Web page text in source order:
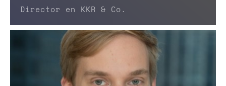
Director en KKR & Co.